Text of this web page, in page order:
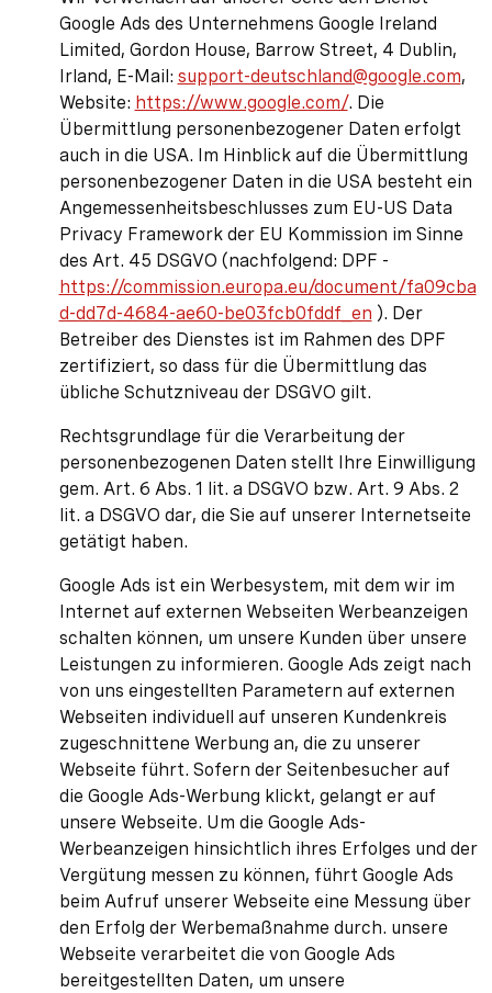
Google Ads des Unternehmens Google Ireland
Limited, Gordon House, Barrow Street, 4 Dublin,
Irland, E-Mail: support-deutschland@google.com,
Website: https://www.google.com/. Die
Übermittlung personenbezogener Daten erfolgt
auch in die USA. Im Hinblick auf die Übermittlung
personenbezogener Daten in die USA besteht ein
Angemessenheitsbeschlusses zum EU-US Data
Privacy Framework der EU Kommission im Sinne
des Art. 45 DSGVO (nachfolgend: DPF -
https://commission.europa.eu/document/fa09cba
d-dd7d-4684-ae60-be03fcb0fddf_en ). Der
Betreiber des Dienstes ist im Rahmen des DPF
zertifiziert, so dass für die Übermittlung das
übliche Schutzniveau der DSGVO gilt.
Rechtsgrundlage für die Verarbeitung der
personenbezogenen Daten stellt Ihre Einwilligung
gem. Art. 6 Abs. 1 lit. a DSGVO bzw. Art. 9 Abs. 2
lit. a DSGVO dar, die Sie auf unserer Internetseite
getätigt haben.
Google Ads ist ein Werbesystem, mit dem wir im
Internet auf externen Webseiten Werbeanzeigen
schalten können, um unsere Kunden über unsere
Leistungen zu informieren. Google Ads zeigt nach
von uns eingestellten Parametern auf externen
Webseiten individuell auf unseren Kundenkreis
zugeschnittene Werbung an, die zu unserer
Webseite führt. Sofern der Seitenbesucher auf
die Google Ads-Werbung klickt, gelangt er auf
unsere Webseite. Um die Google Ads-
Werbeanzeigen hinsichtlich ihres Erfolges und der
Vergütung messen zu können, führt Google Ads
beim Aufruf unserer Webseite eine Messung über
den Erfolg der Werbemaßnahme durch. unsere
Webseite verarbeitet die von Google Ads
bereitgestellten Daten, um unsere